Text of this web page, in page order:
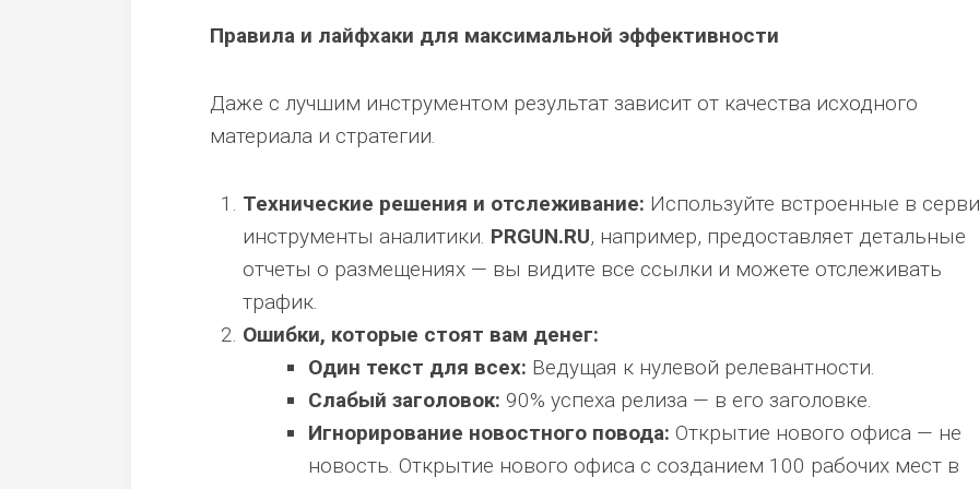
Правила и лайфхаки для максимальной эффективности
Даже с лучшим инструментом результат зависит от качества исходного
материала и стратегии.
Технические решения и отслеживание: Используйте встроенные в
инструменты аналитики. PRGUN.RU, например, предоставляет детальные
отчеты о размещениях — вы видите все ссылки и можете отслеживать
трафик.
Ошибки, которые стоят вам денег:
Один текст для всех: Ведущая к нулевой релевантности.
Слабый заголовок: 90% успеха релиза — в его заголовке.
Игнорирование новостного повода: Открытие нового офиса — не
новость. Открытие нового офиса с созданием 100 рабочих мест в